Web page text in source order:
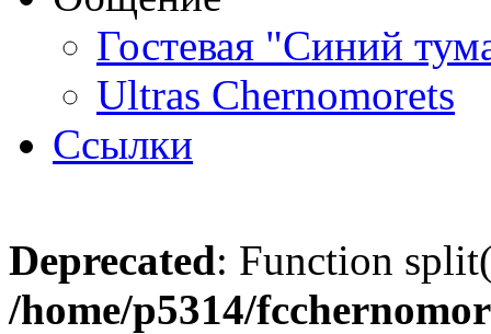
Гостевая "Синий
Ultras Chernomorets
Ссылки
Deprecated: Function
/home/p5314/